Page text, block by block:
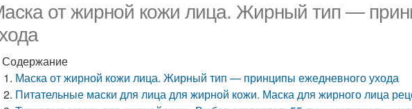
от жирной кожи лица. Жирный тип —
Содержание
Маска от жирной кожи лица. Жирный тип — принципы ежедневного ухода
Питательные маски для лица для жирной кожи. Маска для жирного лица